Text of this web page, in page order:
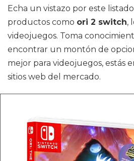
Echa un vistazo por este
productos como ori 2 switch,
videojuegos. Toma
encontrar un montón de
mejor para videojuegos, estás
sitios web del mercado.